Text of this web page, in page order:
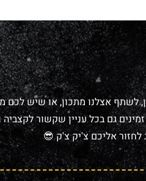
לשתף אצלנו מתכון, או שיש לכם
גם בכל עניין שקשור לקצביה
אליכם צ'יק צ'ק 😎